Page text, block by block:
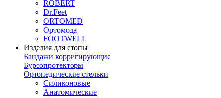
ROBERT
Dr.Feet
ORTOMED
Ортомода
FOOTWELL
Изделия для стопы
Бандажи корригирующие
Бурсопротекторы
Ортопедические стельки
Силиконовые
Анатомические